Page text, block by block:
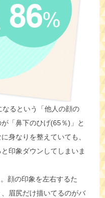
るという「他人の顔の
「鼻下のひげ(65％)」と
身なりを整えていても、
印象ダウンしてしまいま
顔の印象を左右するた
眉尻だけ描いてるのがバ